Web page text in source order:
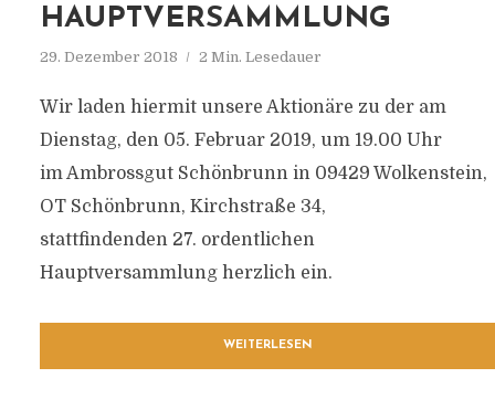
AUPTVERSAMMLUNG
29. Dezember 2018 2 Min. Lesedauer
Wir laden hiermit unsere Aktionäre zu der am
Dienstag, den 05. Februar 2019, um 19.00 Uhr
im Ambrossgut Schönbrunn in 09429 Wolkenstein,
OT Schönbrunn, Kirchstraße 34,
stattfindenden 27. ordentlichen
Hauptversammlung herzlich ein.
WEITERLESEN